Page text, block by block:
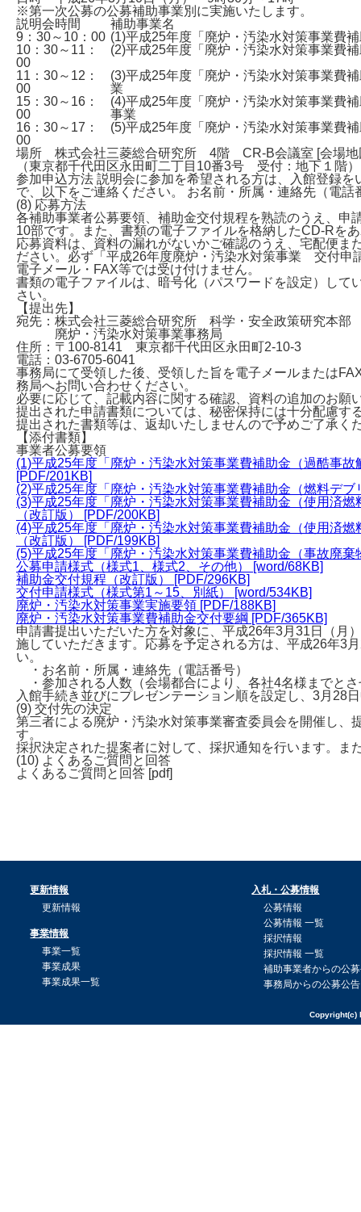
※第一次公募の公募補助事業別に実施いたします。
説明会時間
補助事業名
9：30～10：00 (1)平成25年度「廃炉・汚染水対策事業費
10：30～11：
00
(2)平成25年度「廃炉・汚染水対策事業費
11：30～12：
00
(3)平成25年度「廃炉・汚染水対策事業費
業
15：30～16：
00
(4)平成25年度「廃炉・汚染水対策事業費
事業
16：30～17：
00
(5)平成25年度「廃炉・汚染水対策事業費
場所 株式会社三菱総合研究所 4階 CR-B会議室 [会場地
（東京都千代田区永田町二丁目10番3号 受付：地下１階）
参加申込方法 説明会に参加を希望される方は、入館登録
で、以下をご連絡ください。 お名前・所属・連絡先（電
(8) 応募方法
各補助事業者公募要領、補助金交付規程を熟読のうえ、
10部です。また、書類の電子ファイルを格納したCD-Rを
応募資料は、資料の漏れがないかご確認のうえ、宅配便
ださい。必ず「平成26年度廃炉・汚染水対策事業 交付申
電子メール・FAX等では受け付けません。
書類の電子ファイルは、暗号化（パスワードを設定）し
さい。
【提出先】
宛先：株式会社三菱総合研究所 科学・安全政策研究本部
廃炉・汚染水対策事業事務局
住所：〒100-8141 東京都千代田区永田町2-10-3
電話：03-6705-6041
事務局にて受領した後、受領した旨を電子メールまたは
務局へお問い合わせください。
必要に応じて、記載内容に関する確認、資料の追加のお
提出された申請書類については、秘密保持には十分配慮
提出された書類等は、返却いたしませんので予めご了承く
【添付書類】
事業者公募要領
(1)平成25年度「廃炉・汚染水対策事業費補助金（過酷事
[PDF/201KB]
(2)平成25年度「廃炉・汚染水対策事業費補助金（燃料デ
(3)平成25年度「廃炉・汚染水対策事業費補助金（使用済
（改訂版） [PDF/200KB]
(4)平成25年度「廃炉・汚染水対策事業費補助金（使用済
（改訂版） [PDF/199KB]
(5)平成25年度「廃炉・汚染水対策事業費補助金（事故廃
公募申請様式（様式1、様式2、その他） [word/68KB]
補助金交付規程（改訂版） [PDF/296KB]
交付申請様式（様式第1～15、別紙） [word/534KB]
廃炉・汚染水対策事業実施要領 [PDF/188KB]
廃炉・汚染水対策事業費補助金交付要綱 [PDF/365KB]
申請書提出いただいた方を対象に、平成26年3月31日（月
施していただきます。応募を予定される方は、平成26年3
い。
・お名前・所属・連絡先（電話番号）
・参加される人数（会場都合により、各社4名様までと
入館手続き並びにプレゼンテーション順を設定し、3月28
(9) 交付先の決定
第三者による廃炉・汚染水対策事業審査委員会を開催し
す。
採択決定された提案者に対して、採択通知を行います。
(10) よくあるご質問と回答
よくあるご質問と回答 [pdf]
更新情報
更新情報
事業情報
事業一覧
事業成果
事業成果一覧
入札・公募情報
公募情報
公募情報 一覧
採択情報
採択情報 一覧
補助事業者からの公
事務局からの公募公告
Copyright(c)